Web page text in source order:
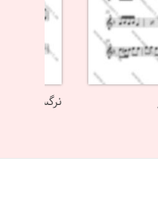
نرگس شیراز